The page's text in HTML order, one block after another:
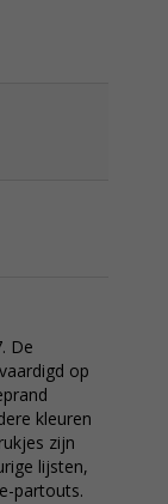
De
op
kleuren
zijn
lijsten,
partouts.